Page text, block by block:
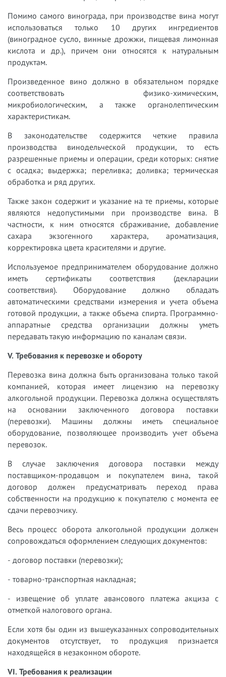
Помимо самого винограда, при производстве вина могут
использоваться только 10 других ингредиентов
(виноградное сусло, винные дрожжи, пищевая лимонная
кислота и др.), причем они относятся к натуральным
продуктам.
Произведенное вино должно в обязательном порядке
соответствовать физико-химическим,
микробиологическим, а также органолептическим
характеристикам.
В законодательстве содержится четкие правила
производства винодельческой продукции, то есть
разрешенные приемы и операции, среди которых: снятие
с осадка; выдержка; переливка; доливка; термическая
обработка и ряд других.
Также закон содержит и указание на те приемы, которые
являются недопустимыми при производстве вина. В
частности, к ним относятся сбраживание, добавление
сахара экзогенного характера, ароматизация,
корректировка цвета красителями и другие.
Используемое предпринимателем оборудование должно
иметь сертификаты соответствия (декларации
соответствия). Оборудование должно обладать
автоматическими средствами измерения и учета объема
готовой продукции, а также объема спирта. Программно-
аппаратные средства организации должны уметь
передавать такую информацию по каналам связи.
V. Требования к перевозке и обороту
Перевозка вина должна быть организована только такой
компанией, которая имеет лицензию на перевозку
алкогольной продукции. Перевозка должна осуществлять
на основании заключенного договора поставки
(перевозки). Машины должны иметь специальное
оборудование, позволяющее производить учет объема
перевозок.
В случае заключения договора поставки между
поставщиком-продавцом и покупателем вина, такой
договор должен предусматривать переход права
собственности на продукцию к покупателю с момента ее
сдачи перевозчику.
Весь процесс оборота алкогольной продукции должен
сопровождаться оформлением следующих документов:
- договор поставки (перевозки);
- товарно-транспортная накладная;
- извещение об уплате авансового платежа акциза с
отметкой налогового органа.
Если хотя бы один из вышеуказанных сопроводительных
документов отсутствует, то продукция признается
находящейся в незаконном обороте.
VI. Требования к реализации